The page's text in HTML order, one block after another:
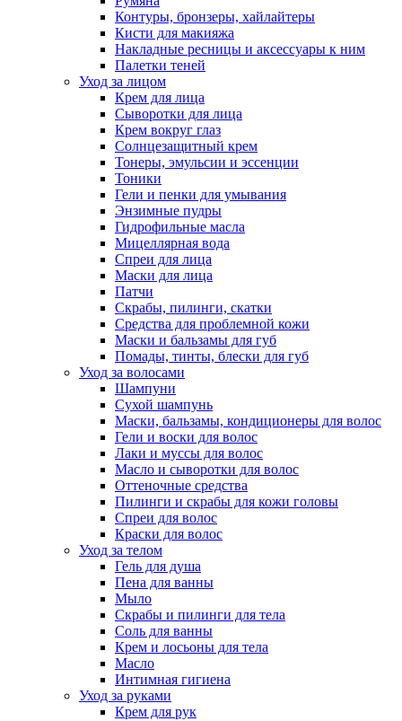
Контуры, бронзеры, хайлайтеры
Кисти для макияжа
Накладные ресницы и аксессуары к ним
Палетки теней
Уход за лицом
Крем для лица
Сыворотки для лица
Крем вокруг глаз
Солнцезащитный крем
Тонеры, эмульсии и эссенции
Тоники
Гели и пенки для умывания
Энзимные пудры
Гидрофильные масла
Мицеллярная вода
Спреи для лица
Маски для лица
Патчи
Скрабы, пилинги, скатки
Средства для проблемной кожи
Маски и бальзамы для губ
Помады, тинты, блески для губ
Уход за волосами
Шампуни
Сухой шампунь
Маски, бальзамы, кондиционеры для волос
Гели и воски для волос
Лаки и муссы для волос
Масло и сыворотки для волос
Оттеночные средства
Пилинги и скрабы для кожи головы
Спреи для волос
Краски для волос
Уход за телом
Гель для душа
Пена для ванны
Мыло
Скрабы и пилинги для тела
Соль для ванны
Крем и лосьоны для тела
Масло
Интимная гигиена
Уход за руками
Крем для рук